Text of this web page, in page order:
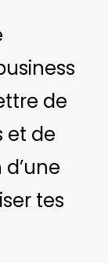
de
et de
tes